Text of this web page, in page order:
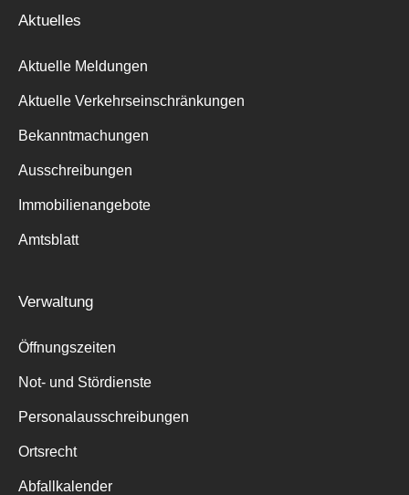
Suche
Aktuelles
Aktuelle Meldungen
Aktuelle Verkehrseinschränkungen
Bekanntmachungen
Ausschreibungen
Immobilienangebote
Amtsblatt
Verwaltung
Öffnungszeiten
Not- und Stördienste
Personalausschreibungen
Ortsrecht
Abfallkalender